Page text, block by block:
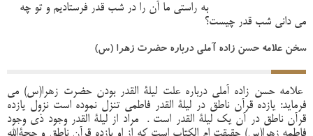
به راستی ما آن را در شب قدر فرستادیم و تو چه
می دانی شب قدر چیست؟
سخن علامه حسن زاده آملی درباره حضرت زهرا (س)
علامه حسن زاده آملی درباره علت لیلة القدر بودن حضرت زهرا(س) می
فرماید: یازده قرآن ناطق در لیلة القدر فاطمی تنزل نموده است نزول یازده
قرآن ناطق در آن یک لیلة القدر است . مراد از لیلة القدر وجود ذی وجود